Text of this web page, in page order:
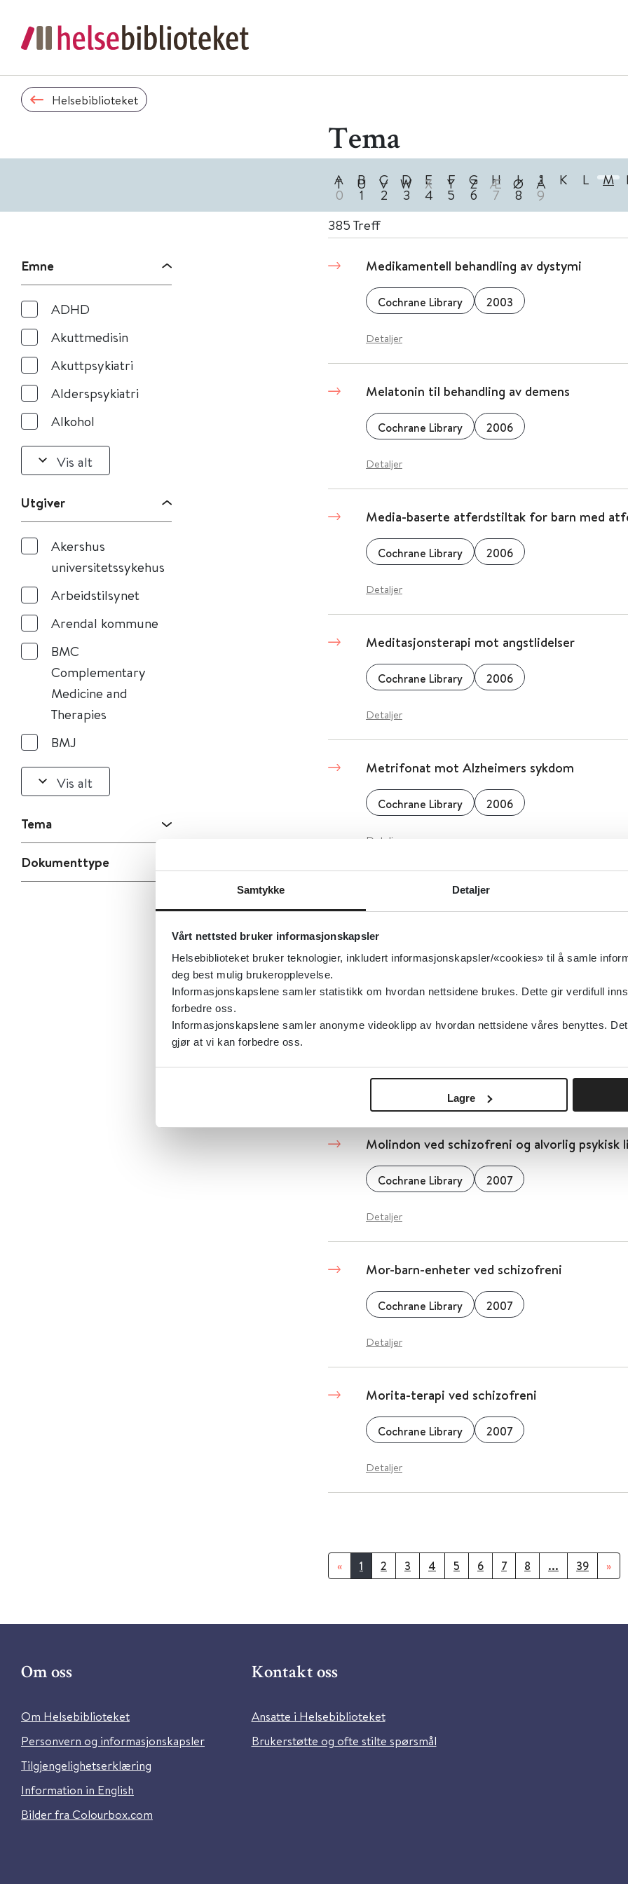
Samtykke Detaljer
Vårt nettsted bruker informasjonskapsler
Helsebiblioteket bruker teknologier, inkludert informasjonskapsler/«cookies» til å samle
deg best mulig brukeropplevelse.
Informasjonskapslene samler statistikk om hvordan nettsidene brukes. Dette gir verdifull
forbedre oss.
Informasjonskapslene samler anonyme videoklipp av hvordan nettsidene våres benyttes.
gjør at vi kan forbedre oss.
Lagre
Helsebiblioteket
Tema
A B C D E F G H I J K L M
T U V W X Y Z Æ Ø Å
0 1 2 3 4 5 6 7 8 9
Emne
ADHD
Akuttmedisin
Akuttpsykiatri
Alderspsykiatri
Alkohol
Vis alt
Utgiver
Akershus
universitetssykehus
Arbeidstilsynet
Arendal kommune
BMC
Complementary
Medicine and
Therapies
BMJ
Vis alt
Tema
Dokumenttype
385 Treff
Medikamentell behandling av dystymi
Cochrane Library 2003
Detaljer
Melatonin til behandling av demens
Cochrane Library 2006
Detaljer
Media-baserte atferdstiltak for barn med
Cochrane Library 2006
Detaljer
Meditasjonsterapi mot angstlidelser
Cochrane Library 2006
Detaljer
Metrifonat mot Alzheimers sykdom
Cochrane Library 2006
Detaljer
Massasje og berøring for demens
Detaljer
Mosjon mot overvekt eller fedme
Molindon ved schizofreni og alvorlig psykisk
Cochrane Library 2007
Detaljer
Mor-barn-enheter ved schizofreni
Cochrane Library 2007
Detaljer
Morita-terapi ved schizofreni
Cochrane Library 2007
Detaljer
« 1 2 3 4 5 6 7 8 ... 39 »
Om oss
Om Helsebiblioteket
Personvern og informasjonskapsler
Tilgjengelighetserklæring
Information in English
Bilder fra Colourbox.com
Kontakt oss
Ansatte i Helsebiblioteket
Brukerstøtte og ofte stilte spørsmål